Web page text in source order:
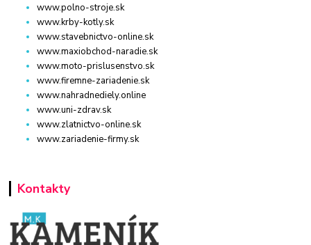
www.polno-stroje.sk
www.krby-kotly.sk
www.stavebnictvo-online.sk
www.maxiobchod-naradie.sk
www.moto-prislusenstvo.sk
www.firemne-zariadenie.sk
www.nahradnediely.online
www.uni-zdrav.sk
www.zlatnictvo-online.sk
www.zariadenie-firmy.sk
Kontakty